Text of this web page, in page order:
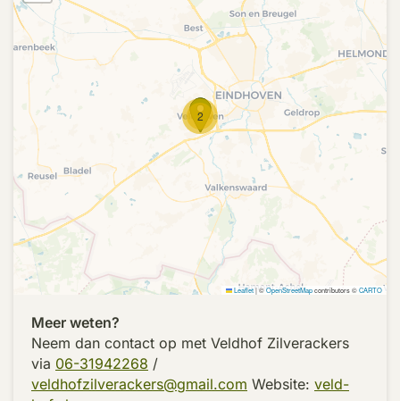
2
Leaflet|©OpenStreetMapcontributors ©CARTO
Meer weten?
Neem dan contact op met Veldhof Zilverackers
via 06-31942268 /
veldhofzilverackers@gmail.com Website: veld-